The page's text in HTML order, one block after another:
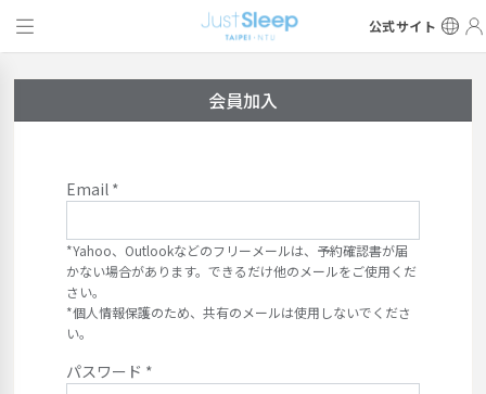
公式サイト
会員加入
Email *
*Yahoo、Outlookなどのフリーメールは、予約確認書が届
かない場合があります。できるだけ他のメールをご使用くだ
さい。
*個人情報保護のため、共有のメールは使用しないでくださ
い。
パスワード *